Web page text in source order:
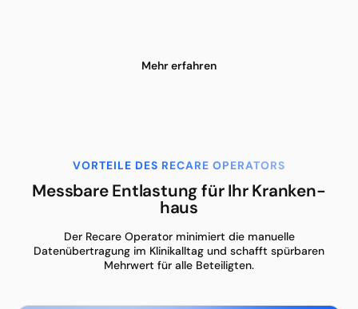
Mehr erfahren
VORTEILE DES RECARE OPERATORS
Messbare Entlastung für Ihr Kranken­
haus
Der Recare Operator minimiert die manuelle
Datenübertragung im Klinikalltag und schafft spürbaren
Mehrwert für alle Beteiligten.